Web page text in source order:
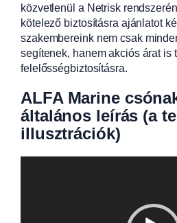
közvetlenül a Netrisk
kötelező biztosításra ajánlatot
szakembereink nem csak
segítenek, hanem akciós árat is
felelősségbiztosításra.
ALFA Marine
általános leírás (a
illusztrációk)